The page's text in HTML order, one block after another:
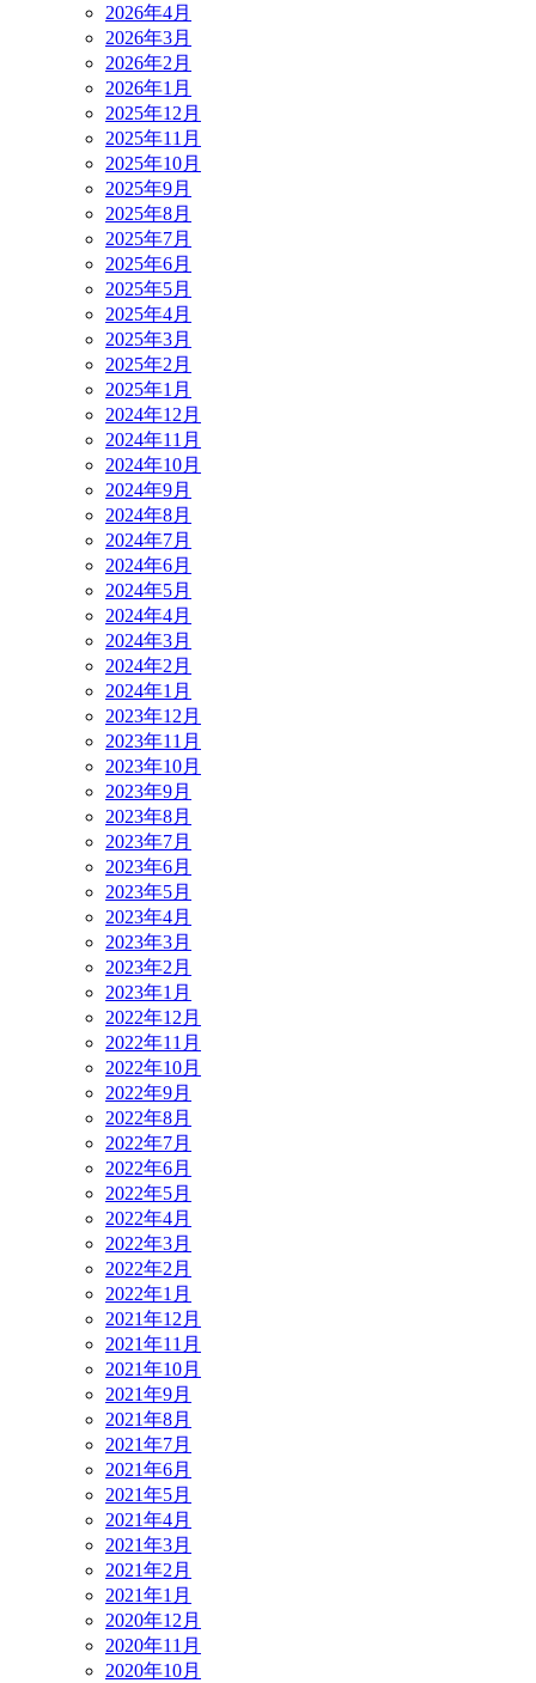
2026年4月
2026年3月
2026年2月
2026年1月
2025年12月
2025年11月
2025年10月
2025年9月
2025年8月
2025年7月
2025年6月
2025年5月
2025年4月
2025年3月
2025年2月
2025年1月
2024年12月
2024年11月
2024年10月
2024年9月
2024年8月
2024年7月
2024年6月
2024年5月
2024年4月
2024年3月
2024年2月
2024年1月
2023年12月
2023年11月
2023年10月
2023年9月
2023年8月
2023年7月
2023年6月
2023年5月
2023年4月
2023年3月
2023年2月
2023年1月
2022年12月
2022年11月
2022年10月
2022年9月
2022年8月
2022年7月
2022年6月
2022年5月
2022年4月
2022年3月
2022年2月
2022年1月
2021年12月
2021年11月
2021年10月
2021年9月
2021年8月
2021年7月
2021年6月
2021年5月
2021年4月
2021年3月
2021年2月
2021年1月
2020年12月
2020年11月
2020年10月